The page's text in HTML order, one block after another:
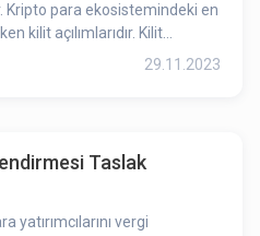
Kripto para ekosistemindeki en
kilit açılımlarıdır. Kilit
olan token’lar işlem
etki etmiş olabilir.
29.11.2023
Taslak
vergi